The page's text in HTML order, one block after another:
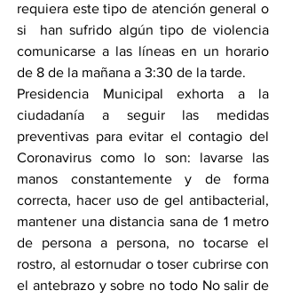
requiera este tipo de atención general o
si  han sufrido algún tipo de violencia
comunicarse a las líneas en un horario
de 8 de la mañana a 3:30 de la tarde.
Presidencia Municipal exhorta a la
ciudadanía a seguir las medidas
preventivas para evitar el contagio del
Coronavirus como lo son: lavarse las
manos constantemente y de forma
correcta, hacer uso de gel antibacterial,
mantener una distancia sana de 1 metro
de persona a persona, no tocarse el
rostro, al estornudar o toser cubrirse con
el antebrazo y sobre no todo No salir de